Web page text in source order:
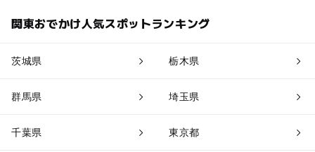
関東おでかけ人気スポットランキング
茨城県 栃木県
群馬県 埼玉県
千葉県 東京都